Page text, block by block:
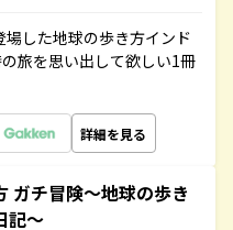
した地球の歩き方インド
旅を思い出して欲しい1冊
詳細を見る
ガチ冒険～地球の歩き
記～